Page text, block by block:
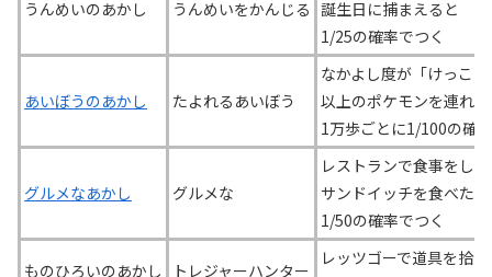
うんめいのあかし うんめいをかんじる 誕生日に捕まえると
1/25の確率でつく
あいぼうのあかし たよれるあいぼう
なかよし度が「けっこ
以上のポケモンを連れ
1万歩ごとに1/100の確
グルメなあかし グルメな
レストランで食事をし
サンドイッチを食べた
1/50の確率でつく
ものひろいのあかし トレジャーハンター
レッツゴーで道具を拾